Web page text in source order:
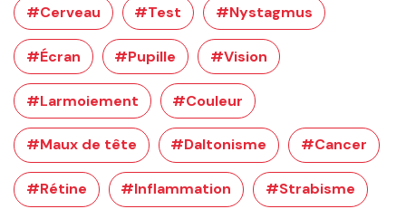
#Cerveau #Test #Nystagmus
#Écran #Pupille #Vision
#Larmoiement #Couleur
#Maux de tête #Daltonisme #Cancer
#Rétine #Inflammation #Strabisme